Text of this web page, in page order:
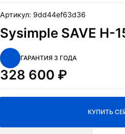
Артикул: 9dd44ef63d36
Sysimple SAVE H-
ГАРАНТИЯ 3 ГОДА
328 600 ₽
КУПИТЬ
Нажимая на кнопку Отправить я
персональных данных
и